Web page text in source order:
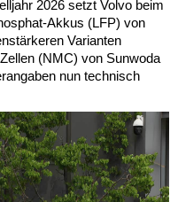
2026 setzt Volvo beim
Akkus (LFP) von
Varianten
(NMC) von Sunwoda
nun technisch